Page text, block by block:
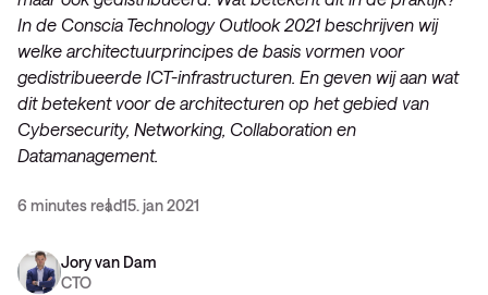
In de Conscia Technology Outlook 2021 beschrijven wij
welke architectuurprincipes de basis vormen voor
gedistribueerde ICT-infrastructuren. En geven wij aan wat
dit betekent voor de architecturen op het gebied van
Cybersecurity, Networking, Collaboration en
Datamanagement.
6 minutes read15. jan 2021
Jory van Dam
CTO